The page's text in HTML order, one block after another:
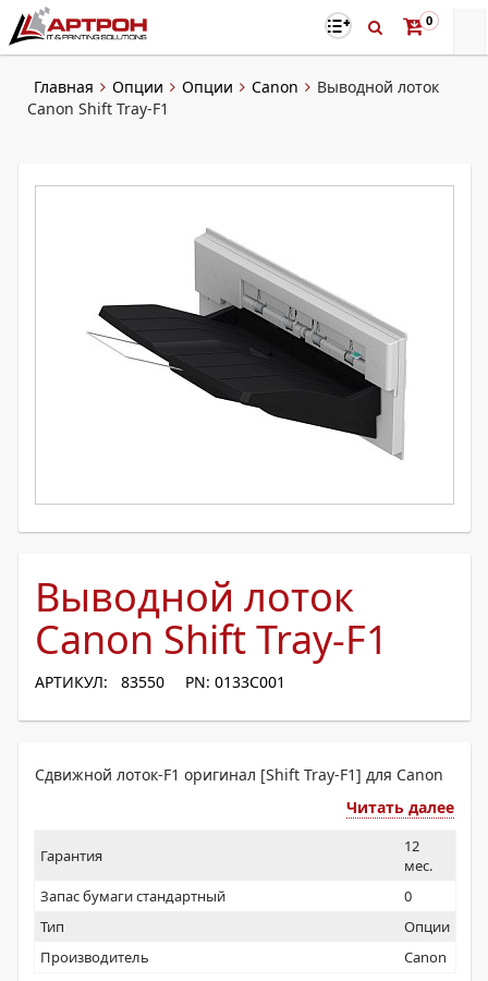
0
Главная Опции Опции Canon
Выводной лоток
Canon Shift Tray-F1
Выводной лоток
Canon Shift Tray-F1
АРТИКУЛ: 83550 PN: 0133C001
Сдвижной лоток-F1 оригинал [Shift Tray-F1] для Canon
Читать далее
Гарантия
12
мес.
Запас бумаги стандартный
0
Тип
Опции
Производитель
Canon